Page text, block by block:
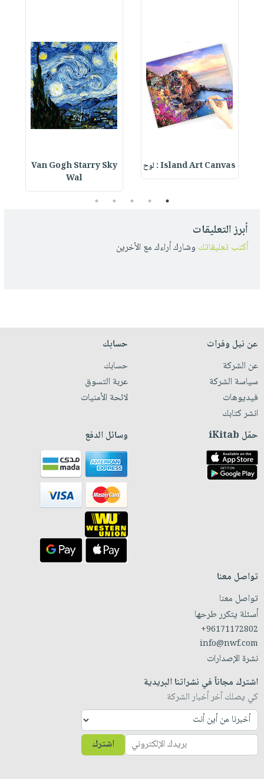
Island Art Canvas : لوح
Van Gogh Starry Sky
Wal
1
2
3
4
5
أبرز التعليقات
أكتب تعليقاتك وشارك أراءك مع الأخرين
عن نيل وفرات
عن الشركة
سياسة الشركة
فيديوهات
انشر كتابك
حسابك
حسابك
عربة التسوق
لائحة الأمنيات
حمّل iKitab وسائل الدفع
تواصل معنا
تواصل معنا
أسئلة يتكرر طرحها
+96171172802
info@nwf.com
نشرة الإصدارات
اشترك مجاناً في نشراتنا البريدية
كي يصلك آخر أخبار الشركة
اشترك